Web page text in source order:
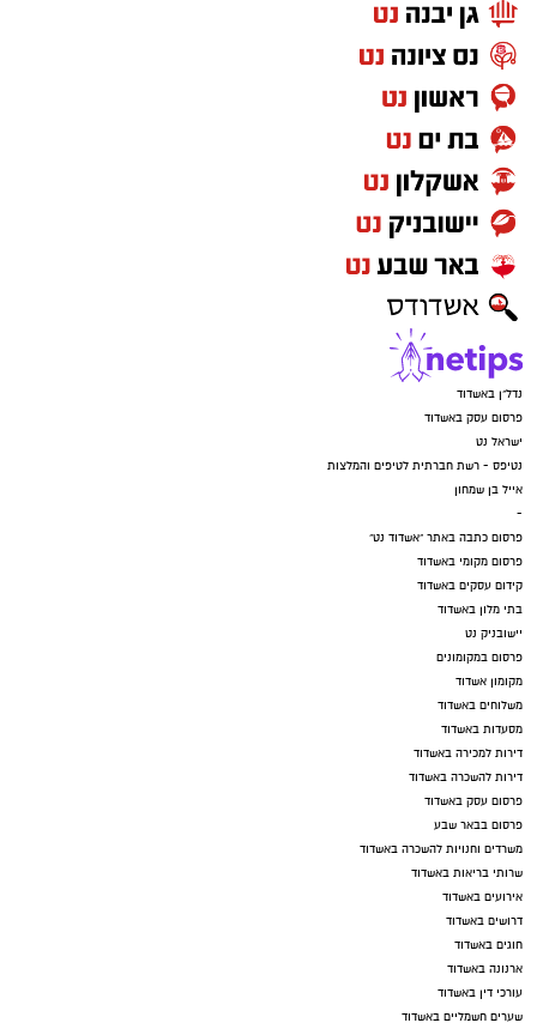
נדל"ן באשדוד
פרסום עסק באשדוד
ישראל נט
נטיפס - רשת חברתית לטיפים והמלצות
אייל בן שמחון
-
פרסום כתבה באתר "אשדוד נט"
פרסום מקומי באשדוד
קידום עסקים באשדוד
בתי מלון באשדוד
יישובניק נט
פרסום במקומונים
מקומון אשדוד
משלוחים באשדוד
מסעדות באשדוד
דירות למכירה באשדוד
דירות להשכרה באשדוד
פרסום עסק באשדוד
פרסום בבאר שבע
משרדים וחנויות להשכרה באשדוד
שרותי בריאות באשדוד
אירועים באשדוד
דרושים באשדוד
חוגים באשדוד
ארנונה באשדוד
עורכי דין באשדוד
שערים חשמליים באשדוד